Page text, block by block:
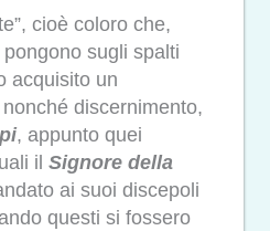
cioè coloro che,
sugli spalti
acquisito un
discernimento,
, appunto quei
il Signore della
ai suoi discepoli
questi si fossero